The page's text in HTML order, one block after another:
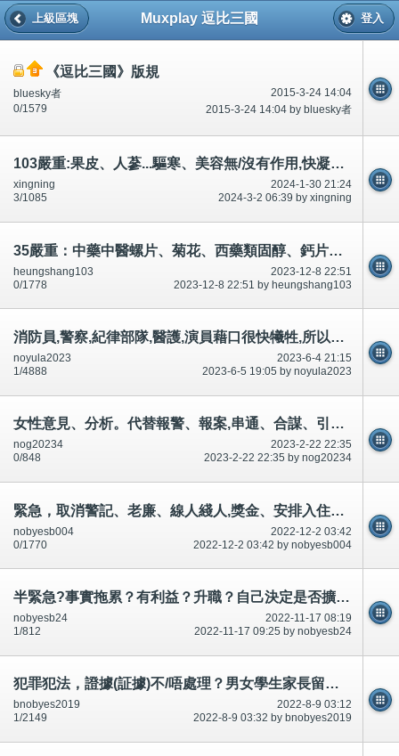
Muxplay 逗比三國
上級區塊 登入
《逗比三國》版規
2015-3-24 14:04
bluesky者
2015-3-24 14:04 by bluesky者
0/1579
103嚴重:果皮、人蔘...驅寒、美容無/沒有作用,快凝寶/凝固粉有害？醫院,九龍區老人院一次一碗湯,80歲去廁所6次
2024-1-30 21:24
xingning
2024-3-2 06:39 by xingning
3/1085
35嚴重：中藥中醫螺片、菊花、西藥類固醇、鈣片等,可驅寒、不老抗體防毒、顏面顏射、養顏等？意見?
2023-12-8 22:51
heungshang103
2023-12-8 22:51 by heungshang103
0/1778
消防員,警察,紀律部隊,醫護,演員藉口很快犧牲,所以需要大吻胸圍胸罩!慧慧？承認午餐、晚餐雞胸肉～
2023-6-4 21:15
noyula2023
2023-6-5 19:05 by noyula2023
1/4888
女性意見、分析。代替報警、報案,串通、合謀、引誘1-100歲男女,投資、金融。陷阱,升職
2023-2-22 22:35
nog20234
2023-2-22 22:35 by nog20234
0/848
緊急，取消警記、老廉、線人綫人,獎金、安排入住公共屋邨,提出引誘迷惑,升職,全城吃屎、跳蝨等等!
2022-12-2 03:42
nobyesb004
2022-12-2 03:42 by nobyesb004
0/1770
半緊急?事實拖累？有利益？升職？自己決定是否擴散.市民知道。
2022-11-17 08:19
nobyesb24
2022-11-17 09:25 by nobyesb24
1/812
犯罪犯法，證據(証據)不/唔處理？男女學生家長留意？知情權？市民不可犯法/唔可以犯法！短片相片
2022-8-9 03:12
bnobyes2019
2022-8-9 03:32 by bnobyes2019
1/2149